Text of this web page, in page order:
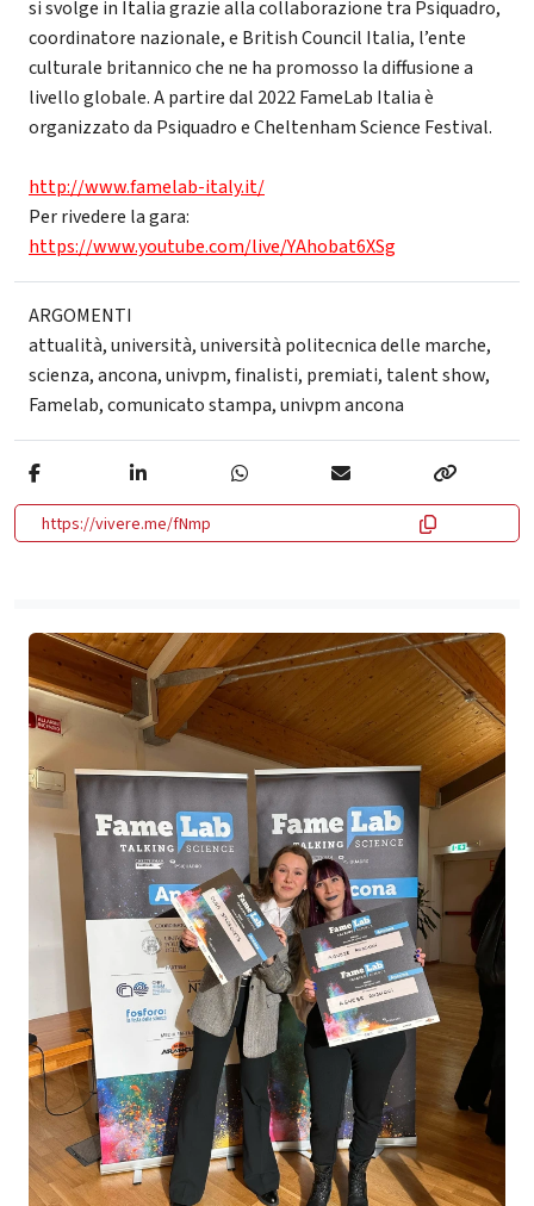
si svolge in Italia grazie alla collaborazione tra Psiquadro,
coordinatore nazionale, e British Council Italia, l’ente
culturale britannico che ne ha promosso la diffusione a
livello globale. A partire dal 2022 FameLab Italia è
organizzato da Psiquadro e Cheltenham Science Festival.
http://www.famelab-italy.it/
Per rivedere la gara:
https://www.youtube.com/live/YAhobat6XSg
ARGOMENTI
attualità,università,università politecnica delle marche,
scienza,ancona,univpm,finalisti, premiati, talent show,
Famelab,comunicato stampa,univpm ancona
https://vivere.me/fNmp